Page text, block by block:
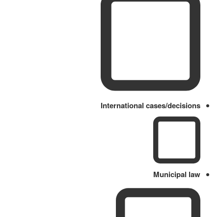
International cases/decisions
Municipal law